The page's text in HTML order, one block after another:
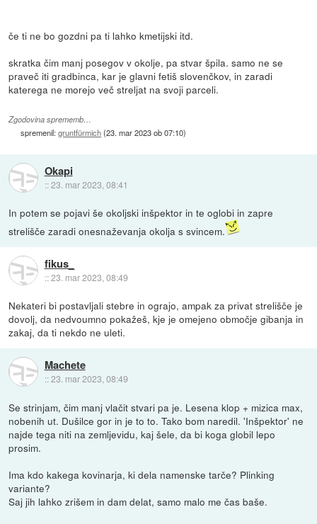
če ti ne bo gozdni pa ti lahko kmetijski itd.
skratka čim manj posegov v okolje, pa stvar špila. samo ne se
praveč iti gradbinca, kar je glavni fetiš slovenčkov, in zaradi
katerega ne morejo več streljat na svoji parceli.
Zgodovina sprememb…
spremenil:gruntfürmich(23. mar 2023 ob 07:10)
Okapi
::23. mar 2023, 08:41
In potem se pojavi še okoljski inšpektor in te oglobi in zapre
strelišče zaradi onesnaževanja okolja s svincem.
fikus_
::23. mar 2023, 08:49
Nekateri bi postavljali stebre in ograjo, ampak za privat strelišče je
dovolj, da nedvoumno pokažeš, kje je omejeno območje gibanja in
zakaj, da ti nekdo ne uleti.
Machete
::23. mar 2023, 08:49
Se strinjam, čim manj vlačit stvari pa je. Lesena klop + mizica max,
nobenih ut. Dušilce gor in je to to. Tako bom naredil. 'Inšpektor' ne
najde tega niti na zemljevidu, kaj šele, da bi koga globil lepo
prosim.
Ima kdo kakega kovinarja, ki dela namenske tarče? Plinking
variante?
Saj jih lahko zrišem in dam delat, samo malo me čas baše.